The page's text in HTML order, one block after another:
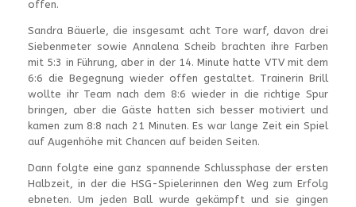
offen.
Sandra Bäuerle, die insgesamt acht Tore warf, davon drei
Siebenmeter sowie Annalena Scheib brachten ihre Farben
mit 5:3 in Führung, aber in der 14. Minute hatte VTV mit dem
6:6 die Begegnung wieder offen gestaltet. Trainerin Brill
wollte ihr Team nach dem 8:6 wieder in die richtige Spur
bringen, aber die Gäste hatten sich besser motiviert und
kamen zum 8:8 nach 21 Minuten. Es war lange Zeit ein Spiel
auf Augenhöhe mit Chancen auf beiden Seiten.
Dann folgte eine ganz spannende Schlussphase der ersten
Halbzeit, in der die HSG-Spielerinnen den Weg zum Erfolg
ebneten. Um jeden Ball wurde gekämpft und sie gingen